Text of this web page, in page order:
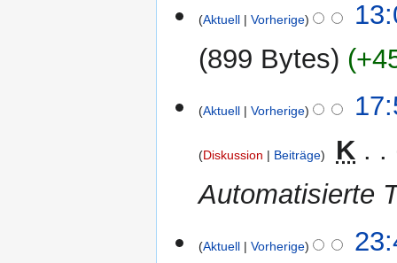
AprilAktuell Vorherige
899 Bytes
Mai
Aktuell Vorherige
Diskussion Beiträge
K
Automatisierte
AprilAktuell Vorherige